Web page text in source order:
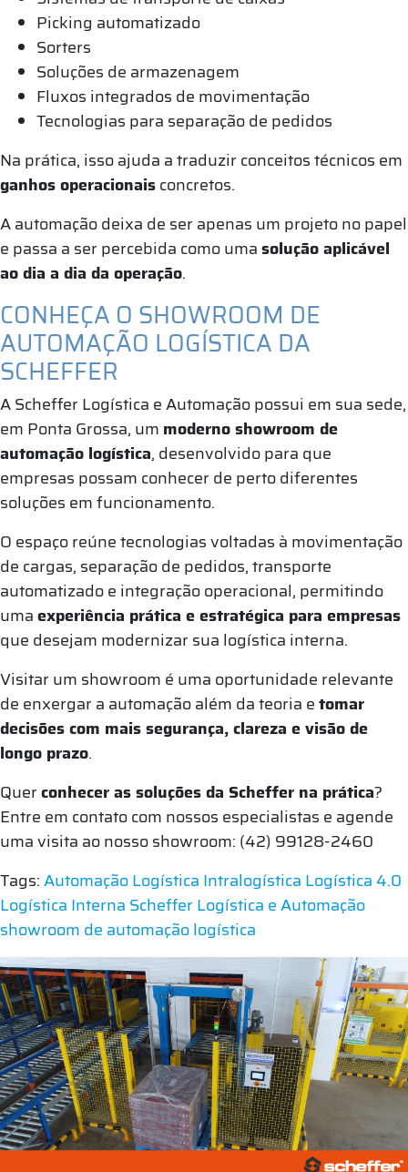
Picking automatizado
Sorters
Soluções de armazenagem
Fluxos integrados de movimentação
Tecnologias para separação de pedidos
Na prática, isso ajuda a traduzir conceitos técnicos em
ganhos operacionaisconcretos.
A automação deixa de ser apenas um projeto no papel
e passa a ser percebida como umasolução aplicável
ao dia a dia da operação.
CONHEÇA O SHOWROOM DE
AUTOMAÇÃO LOGÍSTICA DA
SCHEFFER
A Scheffer Logística e Automação possui em sua sede,
em Ponta Grossa, um moderno showroom de
automação logística, desenvolvido para que
empresas possam conhecer de perto diferentes
soluções em funcionamento.
O espaço reúne tecnologias voltadas à movimentação
de cargas, separação de pedidos, transporte
automatizado e integração operacional, permitindo
umaexperiência prática e estratégica para empresas
que desejam modernizar sua logística interna.
Visitar um showroom é uma oportunidade relevante
de enxergar a automação além da teoria etomar
decisões com mais segurança, clareza e visão de
longo prazo.
Querconhecer as soluções da Scheffer na prática?
Entre em contato com nossos especialistas e agende
uma visita ao nosso showroom: (42) 99128-2460
Tags:Automação Logística Intralogística Logística 4.0
Logística Interna Scheffer Logística e Automação
showroom de automação logística